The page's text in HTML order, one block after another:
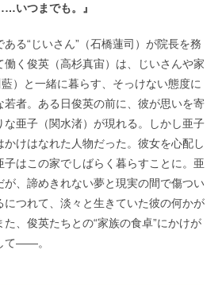
いつまでも。』
る“じいさん”（石橋蓮司）が院長を務
く俊英（高杉真宙）は、じいさんや家
）と一緒に暮らす、そっけない態度に
者。ある日俊英の前に、彼が思いを寄
亜子（関水渚）が現れる。しかし亜子
けはなれた人物だった。彼女を心配し
子はこの家でしばらく暮らすことに。亜
、諦めきれない夢と現実の間で傷つい
につれて、淡々と生きていた彼の何かが
、俊英たちとの“家族の食卓”にかけが
て――。